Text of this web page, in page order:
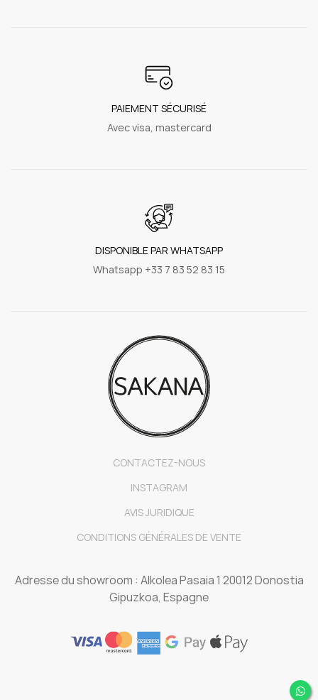
PAIEMENT SÉCURISÉ
Avec visa, mastercard
DISPONIBLE PAR WHATSAPP
Whatsapp +33 7 83 52 83 15
CONTACTEZ-NOUS
INSTAGRAM
AVIS JURIDIQUE
CONDITIONS GÉNÉRALES DE VENTE
Adresse du showroom : Alkolea Pasaia 1 20012 Donostia
Gipuzkoa, Espagne